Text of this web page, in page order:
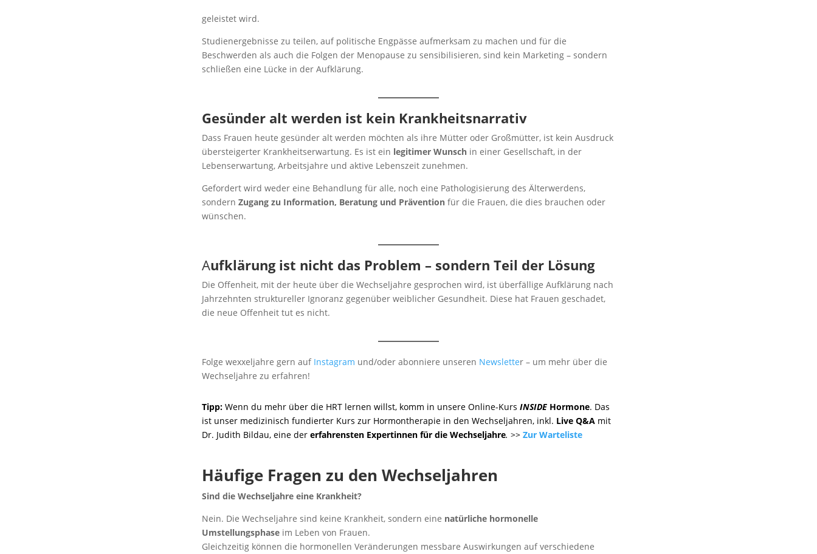
geleistet wird.
Studienergebnisse zu teilen, auf politische Engpässe aufmerksam zu machen und für die
Beschwerden als auch die Folgen der Menopause zu sensibilisieren, sind kein Marketing – sondern
schließen eine Lücke in der Aufklärung.
Gesünder alt werden ist kein Krankheitsnarrativ
Dass Frauen heute gesünder alt werden möchten als ihre Mütter oder Großmütter, ist kein Ausdruck
übersteigerter Krankheitserwartung. Es ist ein legitimer Wunsch in einer Gesellschaft, in der
Lebenserwartung, Arbeitsjahre und aktive Lebenszeit zunehmen.
Gefordert wird weder eine Behandlung für alle, noch eine Pathologisierung des Älterwerdens,
sondern Zugang zu Information, Beratung und Prävention für die Frauen, die dies brauchen oder
wünschen.
Aufklärung ist nicht das Problem – sondern Teil der Lösung
Die Offenheit, mit der heute über die Wechseljahre gesprochen wird, ist überfällige Aufklärung nach
Jahrzehnten struktureller Ignoranz gegenüber weiblicher Gesundheit. Diese hat Frauen geschadet,
die neue Offenheit tut es nicht.
Folge wexxeljahre gern auf Instagram und/oder abonniere unseren Newsletter – um mehr über die
Wechseljahre zu erfahren!
Tipp: Wenn du mehr über die HRT lernen willst, komm in unsere Online-Kurs INSIDE Hormone. Das
ist unser medizinisch fundierter Kurs zur Hormontherapie in den Wechseljahren, inkl. Live Q&A mit
Dr. Judith Bildau, eine der erfahrensten Expertinnen für die Wechseljahre. >> Zur Warteliste
Häufige Fragen zu den Wechseljahren
Sind die Wechseljahre eine Krankheit?
Nein. Die Wechseljahre sind keine Krankheit, sondern eine natürliche hormonelle
Umstellungsphase im Leben von Frauen.
Gleichzeitig können die hormonellen Veränderungen messbare Auswirkungen auf verschiedene